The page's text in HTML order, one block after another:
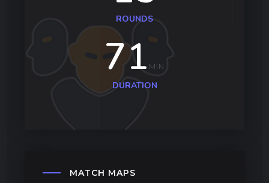
ROUNDS
71 MIN
DURATION
MATCH MAPS